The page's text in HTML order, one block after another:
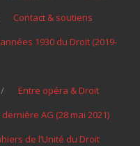
Contact & soutiens
1930 du Droit (2019-
Entre opéra & Droit
dernière AG (28 mai 2021)
de l’Unité du Droit